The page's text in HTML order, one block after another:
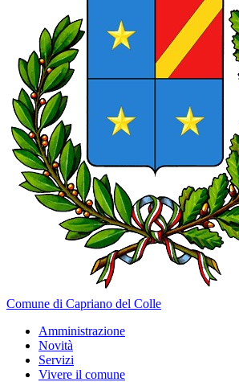
Comune di Capriano del Colle
Amministrazione
Novità
Servizi
Vivere il comune